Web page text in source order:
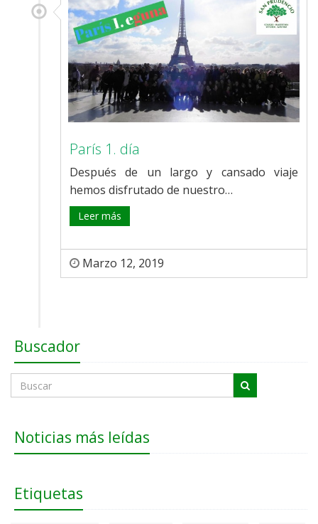
París 1. día
Después de un largo y cansado viaje
hemos disfrutado de nuestro…
Leer más
Marzo 12, 2019
Buscador
Noticias más leídas
Etiquetas